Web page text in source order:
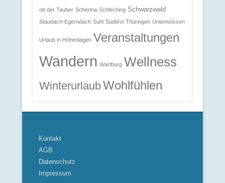
ob der Tauber Schenna Schleching Schwarzwald
Staudach-Egerndach Suhl Südtirol Thüringen Unterwössen
Urlaub in Höhenlagen Veranstaltungen
Wandern Wartburg Wellness
WinterurlaubWohlfühlen
Kontakt
AGB
Datenschutz
Impressum